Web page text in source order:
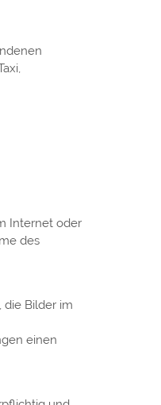
Internet oder
des
Bilder im
einen